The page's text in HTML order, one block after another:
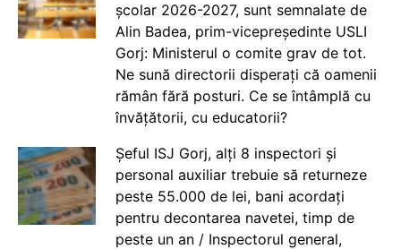
școlar 2026-2027, sunt semnalate de
Alin Badea, prim-vicepreședinte USLI
Gorj: Ministerul o comite grav de tot.
Ne sună directorii disperați că oamenii
rămân fără posturi. Ce se întâmplă cu
învățătorii, cu educatorii?
Șeful ISJ Gorj, alți 8 inspectori și
personal auxiliar trebuie să returneze
peste 55.000 de lei, bani acordați
pentru decontarea navetei, timp de
peste un an / Inspectorul general,